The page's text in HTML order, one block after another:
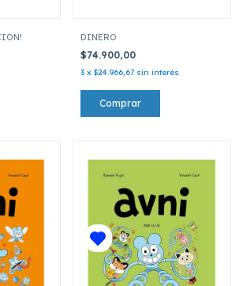
DINERO
$74.900,00
3 x $24.966,67 sin interés